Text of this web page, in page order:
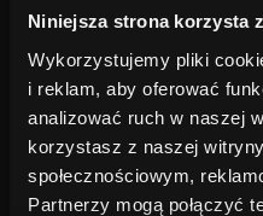
Niniejsza strona korzysta
Wykorzystujemy pliki
i reklam, aby oferować
analizować ruch w naszej
korzystasz z naszej
społecznościowym,
Partnerzy mogą połączyć
– بدءًا من حالات